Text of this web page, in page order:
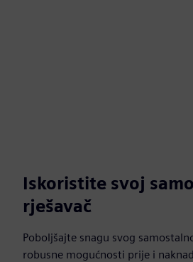
Iskoristite svoj
rješavač
Poboljšajte snagu svog
robusne mogućnosti prije i